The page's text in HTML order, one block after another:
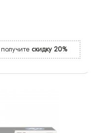
скидку 20%